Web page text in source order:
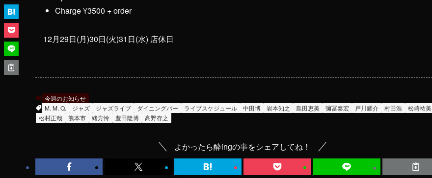
Charge ¥3500 + order
12月29日(月)30日(火)31日(水) 店休日
今週のお知らせ
M. M. Q.
ジャズ ジャズライブ ダイニングバー ライブスケジュール 中田博 岩本知之 島田恵美 彌冨泰宏 戸川耀介 村田浩
松崎祐美
松村正哉
熊本市 緒方怜 豊田隆博 高野存之
よかったら酔ingの事をシェアしてね！